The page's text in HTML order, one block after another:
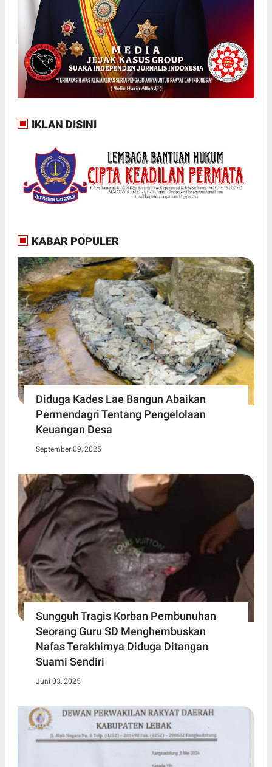
IKLAN DISINI
KABAR POPULER
Diduga Kades Lae Bangun Abaikan
Permendagri Tentang Pengelolaan
Keuangan Desa
September 09, 2025
Sungguh Tragis Korban Pembunuhan
Seorang Guru SD Menghembuskan
Nafas Terakhirnya Diduga Ditangan
Suami Sendiri
Juni 03, 2025